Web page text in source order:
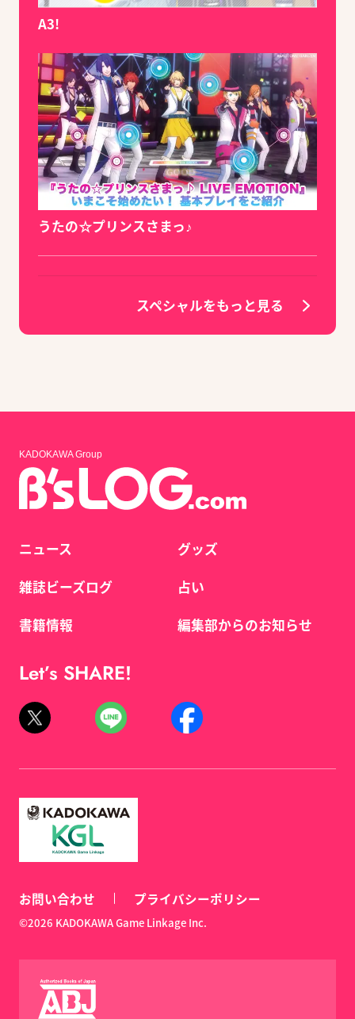
A3!
うたの☆プリンスさまっ♪
スペシャルをもっと見る
KADOKAWA Group
ニュース
雑誌ビーズログ
書籍情報
グッズ
占い
編集部からのお知らせ
Let’s SHARE!
お問い合わせ プライバシーポリシー
©2026 KADOKAWA Game Linkage Inc.